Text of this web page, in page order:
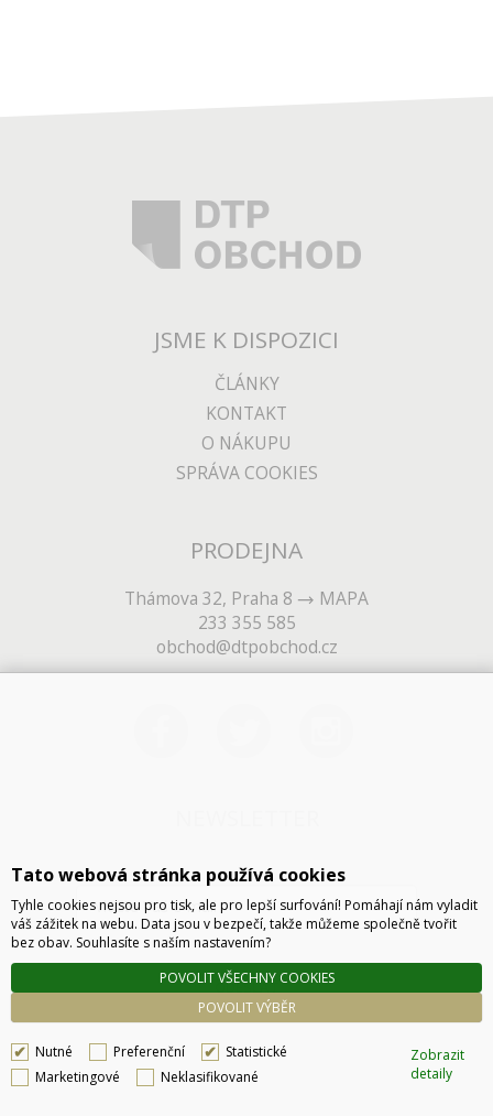
JSME K DISPOZICI
ČLÁNKY
KONTAKT
O NÁKUPU
SPRÁVA COOKIES
PRODEJNA
Thámova 32, Praha 8
MAPA
233 355 585
obchod@dtpobchod.cz
ODESLAT
Tato webová stránka používá cookies
Tyhle cookies nejsou pro tisk, ale pro lepší surfování! Pomáhají nám vyladit
váš zážitek na webu. Data jsou v bezpečí, takže můžeme společně tvořit
bez obav. Souhlasíte s naším nastavením?
POVOLIT VÝBĚR
POVOLIT VŠECHNY COOKIES
Nutné Preferenční
Statistické
Marketingové
Neklasifikované
Zobrazit
detaily